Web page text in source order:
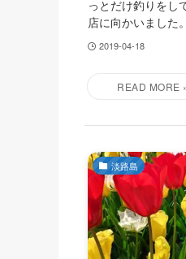
っとだけ釣りをし
店に向かいました
2019-04-18
淡路島